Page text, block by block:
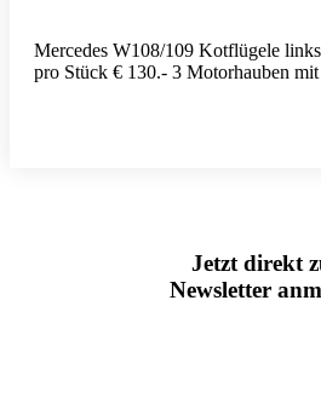
Mercedes W108/109 Kotflügele
pro Stück € 130.- 3 Motorhauben
Jetzt direkt
Newsletter